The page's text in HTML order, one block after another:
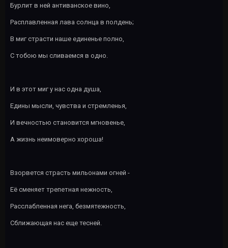
Бурлит в ней антиванское вино,
Расплавленная лава солнца в полдень;
В миг страсти наше единенье полно,
С тобою мы сливаемся в одно.
И в этот миг у нас одна душа,
Едины мысли, чувства и стремленья,
И вечностью становится мгновенье,
А жизнь неимоверно хороша!
Взорвется страсть мильонами огней -
Её сменяет трепетная нежность,
Расслабленная нега, безмятежность,
Сближающая нас еще тесней.